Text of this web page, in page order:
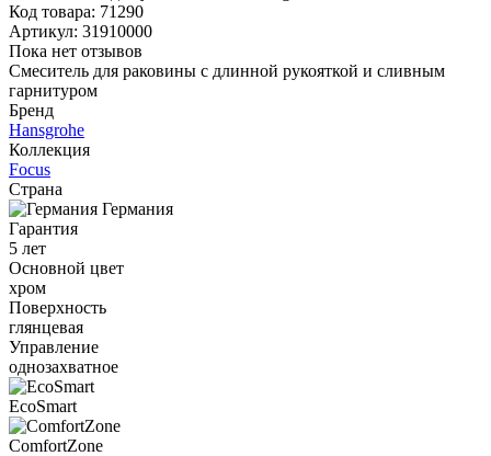
Код товара: 71290
Артикул: 31910000
Пока нет отзывов
Смеситель для раковины с длинной рукояткой и сливным
гарнитуром
Бренд
Hansgrohe
Коллекция
Focus
Страна
Германия
Гарантия
5 лет
Основной цвет
хром
Поверхность
глянцевая
Управление
однозахватное
EcoSmart
ComfortZone